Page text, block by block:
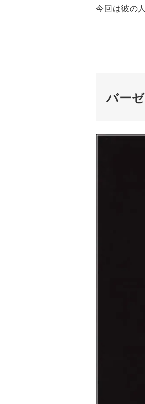
今回は彼の
バー